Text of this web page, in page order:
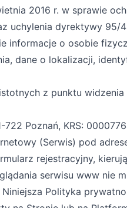
2016 r. w sprawie
uchylenia dyrektywy 95/
informacje o osobie
dane o lokalizacji,
z punktu
Poznań, KRS:
(Serwis) pod
rejestracyjny,
serwisu www nie
Polityka